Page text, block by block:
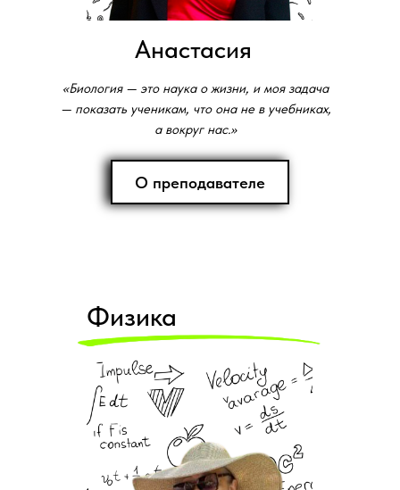
«Биология — это наука о жизни, и моя задача
— показать ученикам, что она не в учебниках,
а вокруг нас.»
Анастасия
О преподавателе
Физика